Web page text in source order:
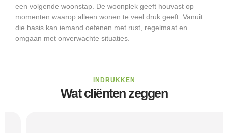
een volgende woonstap. De woonplek geeft houvast op
momenten waarop alleen wonen te veel druk geeft. Vanuit
die basis kan iemand oefenen met rust, regelmaat en
omgaan met onverwachte situaties.
INDRUKKEN
Wat cliënten zeggen